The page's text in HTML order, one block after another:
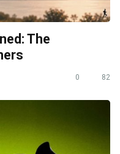
The
0 82